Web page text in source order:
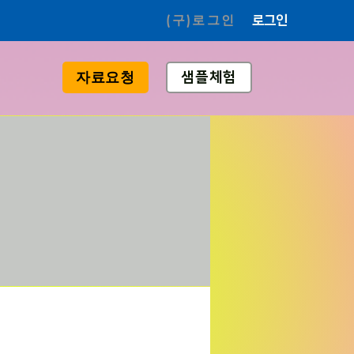
(구)로그인 로그인
자료요청 샘플체험